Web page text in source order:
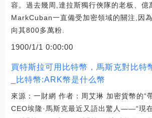
容。過去幾周,達拉斯獨行俠隊的老板、億
MarkCuban一直備受加密領域的關注,因
向其800多萬粉.
1900/1/1 0:00:00
買特斯拉可用比特幣，馬斯克對比特
_比特幣:ARK幣是什么幣
來源：一財網 作者：周艾琳 加密貨幣的“
CEO埃隆·馬斯克最近又語出驚人——“現